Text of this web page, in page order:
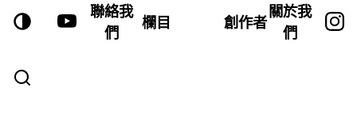
聯絡我
們
欄目 創作者
關於我
們